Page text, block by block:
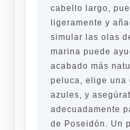
cabello largo,
ligeramente y
simular las olas
marina puede
acabado más
peluca, elige una
azules, y
adecuadamente
de Poseidón. Un